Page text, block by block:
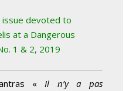
issue devoted to
at a Dangerous
1 & 2, 2019
« Il n’y a pas